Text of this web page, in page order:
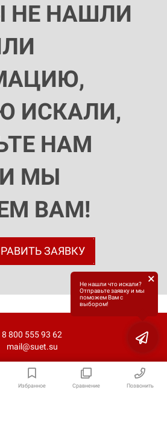
Избранное Сравнение Позвонить
НЕ НАШЛИ
ИСКАЛИ,
НАМ
МЫ
ВАМ!
ЗАЯВКУ
8 800 555 93 62
mail@suet.su
Не нашли что искали?
Отправьте заявку и мы
поможем Вам с
выбором!
×